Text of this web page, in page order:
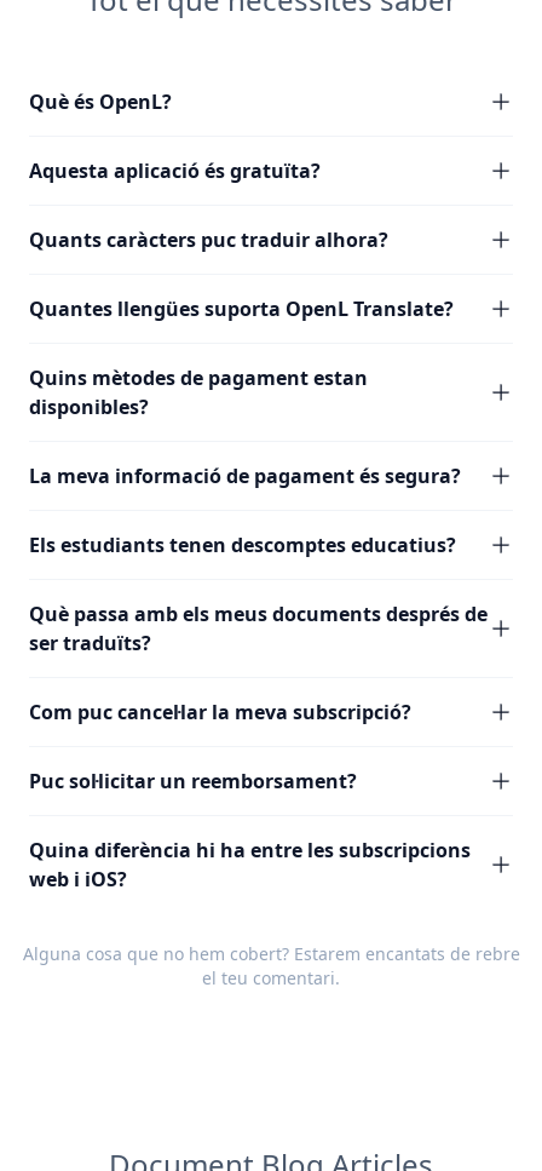
Què és OpenL?
Aquesta aplicació és gratuïta?
Quants caràcters puc traduir alhora?
Quantes llengües suporta OpenL Translate?
Quins mètodes de pagament estan
disponibles?
La meva informació de pagament és segura?
Els estudiants tenen descomptes educatius?
Què passa amb els meus documents després de
ser traduïts?
Com puc cancel·lar la meva subscripció?
Puc sol·licitar un reemborsament?
Quina diferència hi ha entre les subscripcions
web i iOS?
Alguna cosa que no hem cobert? Estarem encantats de rebre
el teu comentari.